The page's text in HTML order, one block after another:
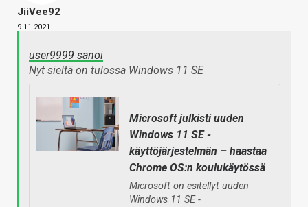
JiiVee92
9.11.2021
user9999 sanoi
Nyt sieltä on tulossa Windows 11 SE
Microsoft julkisti uuden
Windows 11 SE -
käyttöjärjestelmän – haastaa
Chrome OS:n koulukäytössä
Microsoft on esitellyt uuden
Windows 11 SE -